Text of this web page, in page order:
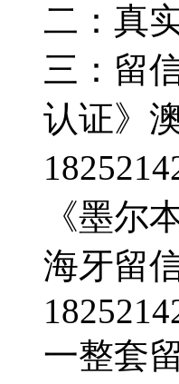
二：真
三：留
认证》
《墨尔
海牙留
一整套